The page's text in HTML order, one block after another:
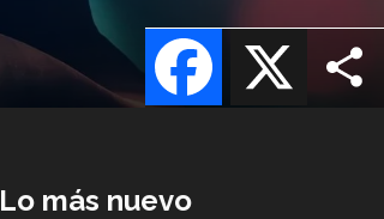
X
Facebook
Lo más nuevo